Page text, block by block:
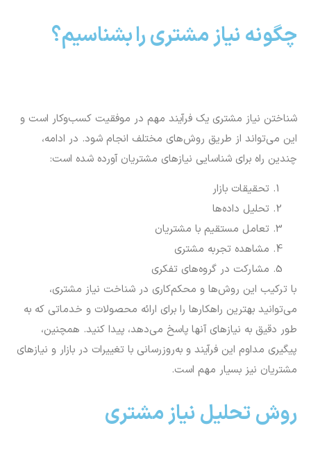
چگونه نیاز مشتری را بشناسیم؟
شناختن نیاز مشتری یک فرآیند مهم در موفقیت کسب‌وکار است و
این می‌تواند از طریق روش‌های مختلف انجام شود. در ادامه،
چندین راه برای شناسایی نیازهای مشتریان آورده شده است:
تحقیقات بازار
تحلیل داده‌ها
تعامل مستقیم با مشتریان
مشاهده تجربه مشتری
مشارکت در گروه‌های تفکری
با ترکیب این روش‌ها و محکم‌کاری در شناخت نیاز مشتری،
می‌توانید بهترین راهکارها را برای ارائه محصولات و خدماتی که به
طور دقیق به نیازهای آنها پاسخ می‌دهد، پیدا کنید. همچنین،
پیگیری مداوم این فرآیند و به‌روزرسانی با تغییرات در بازار و نیازهای
مشتریان نیز بسیار مهم است.
روش تحلیل نیاز مشتری